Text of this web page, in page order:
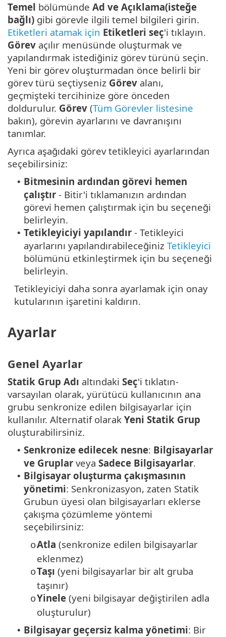
Temel bölümünde Ad ve Açıklama(isteğe
bağlı) gibi görevle ilgili temel bilgileri girin.
Etiketleri atamak için Etiketleri seç'i tıklayın.
Görev açılır menüsünde oluşturmak ve
yapılandırmak istediğiniz görev türünü seçin.
Yeni bir görev oluşturmadan önce belirli bir
görev türü seçtiyseniz Görev alanı,
geçmişteki tercihinize göre önceden
doldurulur. Görev (Tüm Görevler listesine
bakın), görevin ayarlarını ve davranışını
tanımlar.
Ayrıca aşağıdaki görev tetikleyici ayarlarından
seçebilirsiniz:
• Bitmesinin ardından görevi hemen
çalıştır - Bitir'i tıklamanızın ardından
görevi hemen çalıştırmak için bu seçeneği
belirleyin.
• Tetikleyiciyi yapılandır - Tetikleyici
ayarlarını yapılandırabileceğiniz Tetikleyici
bölümünü etkinleştirmek için bu seçeneği
belirleyin.
Tetikleyiciyi daha sonra ayarlamak için onay
kutularının işaretini kaldırın.
Ayarlar
Genel Ayarlar
Statik Grup Adı altındaki Seç'i tıklatın-
varsayılan olarak, yürütücü kullanıcının ana
grubu senkronize edilen bilgisayarlar için
kullanılır. Alternatif olarak Yeni Statik Grup
oluşturabilirsiniz.
• Senkronize edilecek nesne: Bilgisayarlar
ve Gruplar veya Sadece Bilgisayarlar.
• Bilgisayar oluşturma çakışmasının
yönetimi: Senkronizasyon, zaten Statik
Grubun üyesi olan bilgisayarları eklerse
çakışma çözümleme yöntemi
seçebilirsiniz:
oAtla (senkronize edilen bilgisayarlar
eklenmez)
oTaşı (yeni bilgisayarlar bir alt gruba
taşınır)
oYinele (yeni bilgisayar değiştirilen adla
oluşturulur)
• Bilgisayar geçersiz kalma yönetimi: Bir